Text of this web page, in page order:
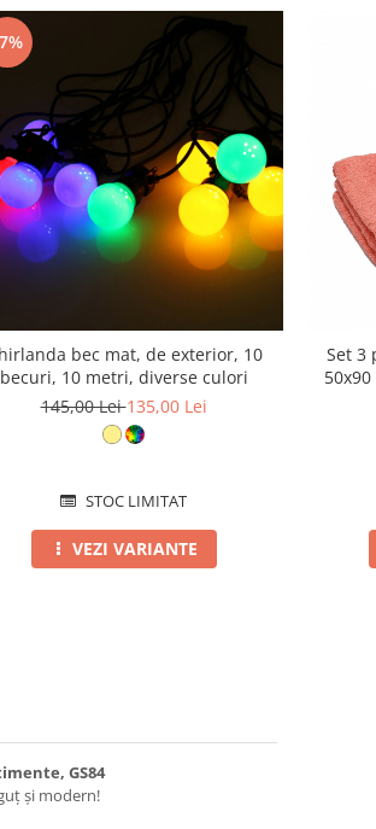
bec mat, de exterior, 10
becuri, 10 metri, diverse culori
145,00 Lei135,00 Lei
STOC LIMITAT
VEZI VARIANTE
Set 3
GS84
și modern!